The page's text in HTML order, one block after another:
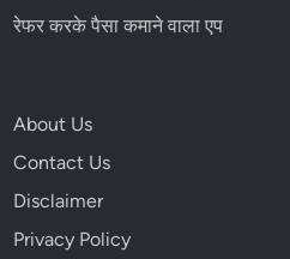
रेफर करके पैसा कमाने वाला एप
About Us
Contact Us
Disclaimer
Privacy Policy